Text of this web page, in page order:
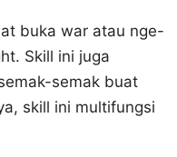
buka war atau nge-
Skill ini juga
semak buat
skill ini multifungsi